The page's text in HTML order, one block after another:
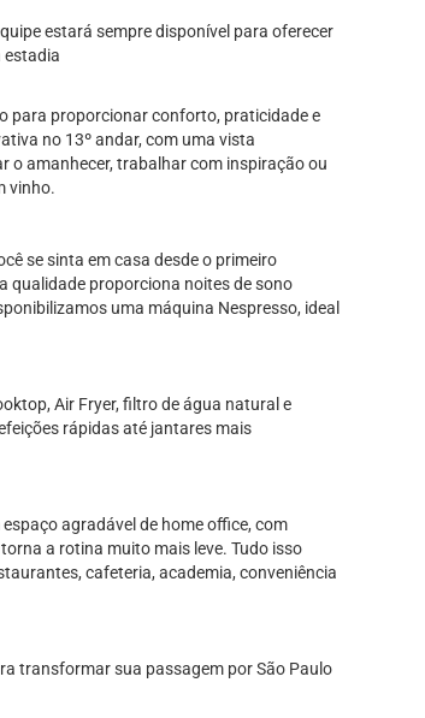
estará sempre disponível para oferecer
estadia
para proporcionar conforto, praticidade e
no 13º andar, com uma vista
o amanhecer, trabalhar com inspiração ou
vinho.
se sinta em casa desde o primeiro
qualidade proporciona noites de sono
uma máquina Nespresso, ideal
Air Fryer, filtro de água natural e
rápidas até jantares mais
agradável de home office, com
a rotina muito mais leve. Tudo isso
cafeteria, academia, conveniência
transformar sua passagem por São Paulo